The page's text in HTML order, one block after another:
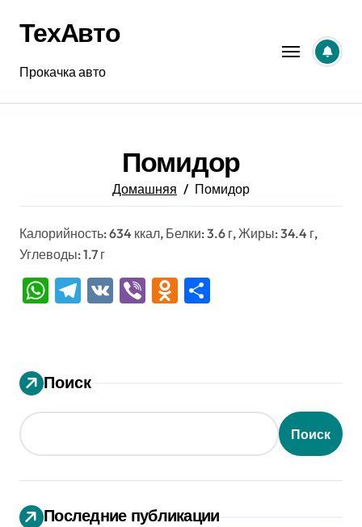
содержанию
ТехАвто
Прокачка авто
Помидор
Домашняя Помидор
Калорийность: 634 ккал, Белки: 3.6 г, Жиры: 34.4 г,
Углеводы: 1.7 г
WhatsApp
Telegram
VK ViberOdnoklassniki
Поиск
Поиск
Последние публикации